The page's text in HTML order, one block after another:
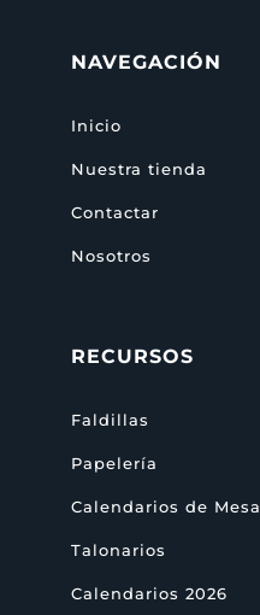
NAVEGACIÓN
Inicio
Nuestra tienda
Contactar
Nosotros
RECURSOS
Faldillas
Papelería
Calendarios de Mesa
Talonarios
Calendarios 2026